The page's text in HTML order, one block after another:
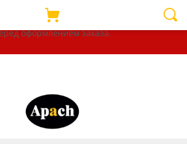
В связи с нестабильностью курсов
просим уточнять цены на товары
оформлениемзаказа.